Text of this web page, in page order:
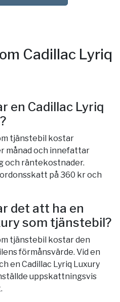
Cadillac Lyriq
en Cadillac Lyriq
tjänstebil kostar
månad och innefattar
och räntekostnader.
på 360 kr och
det att ha en
som tjänstebil?
tjänstebil kostar den
förmånsvärde. Vid en
en Cadillac Lyriq Luxury
uppskattningsvis